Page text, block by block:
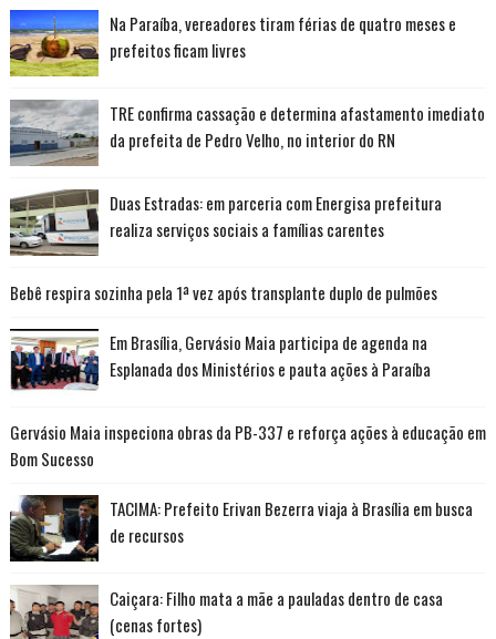
Na Paraíba, vereadores tiram férias de quatro meses e
prefeitos ficam livres
TRE confirma cassação e determina afastamento imediato
da prefeita de Pedro Velho, no interior do RN
Duas Estradas: em parceria com Energisa prefeitura
realiza serviços sociais a famílias carentes
Bebê respira sozinha pela 1ª vez após transplante duplo de pulmões
Em Brasília, Gervásio Maia participa de agenda na
Esplanada dos Ministérios e pauta ações à Paraíba
Gervásio Maia inspeciona obras da PB-337 e reforça ações à educação em
Bom Sucesso
TACIMA: Prefeito Erivan Bezerra viaja à Brasília em busca
de recursos
Caiçara: Filho mata a mãe a pauladas dentro de casa
(cenas fortes)